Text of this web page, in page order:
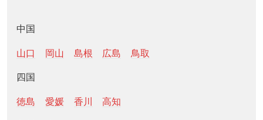
中国
山口 岡山 島根 広島 鳥取
四国
徳島 愛媛 香川 高知